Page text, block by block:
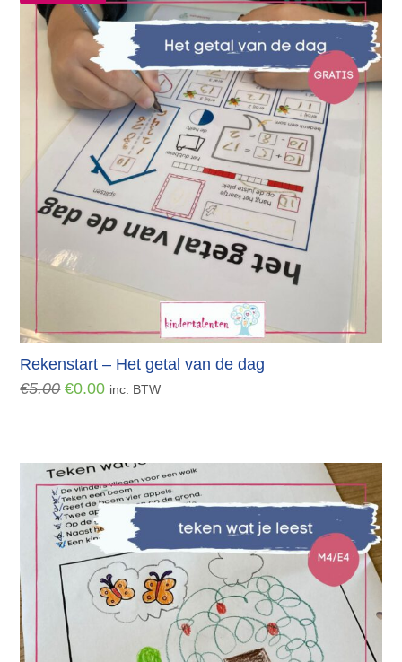
Rekenstart – Het getal van de dag
€5.00 Oorspronkelijke
€0.00Huidige
inc. BTW